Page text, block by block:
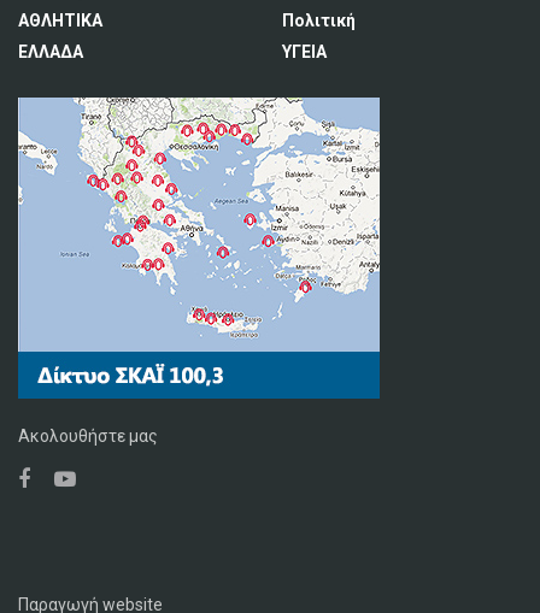
ΑΘΛΗΤΙΚΑ
ΕΛΛΑΔΑ
Πολιτική
ΥΓΕΙΑ
Ακολουθήστε μας
Παραγωγή website